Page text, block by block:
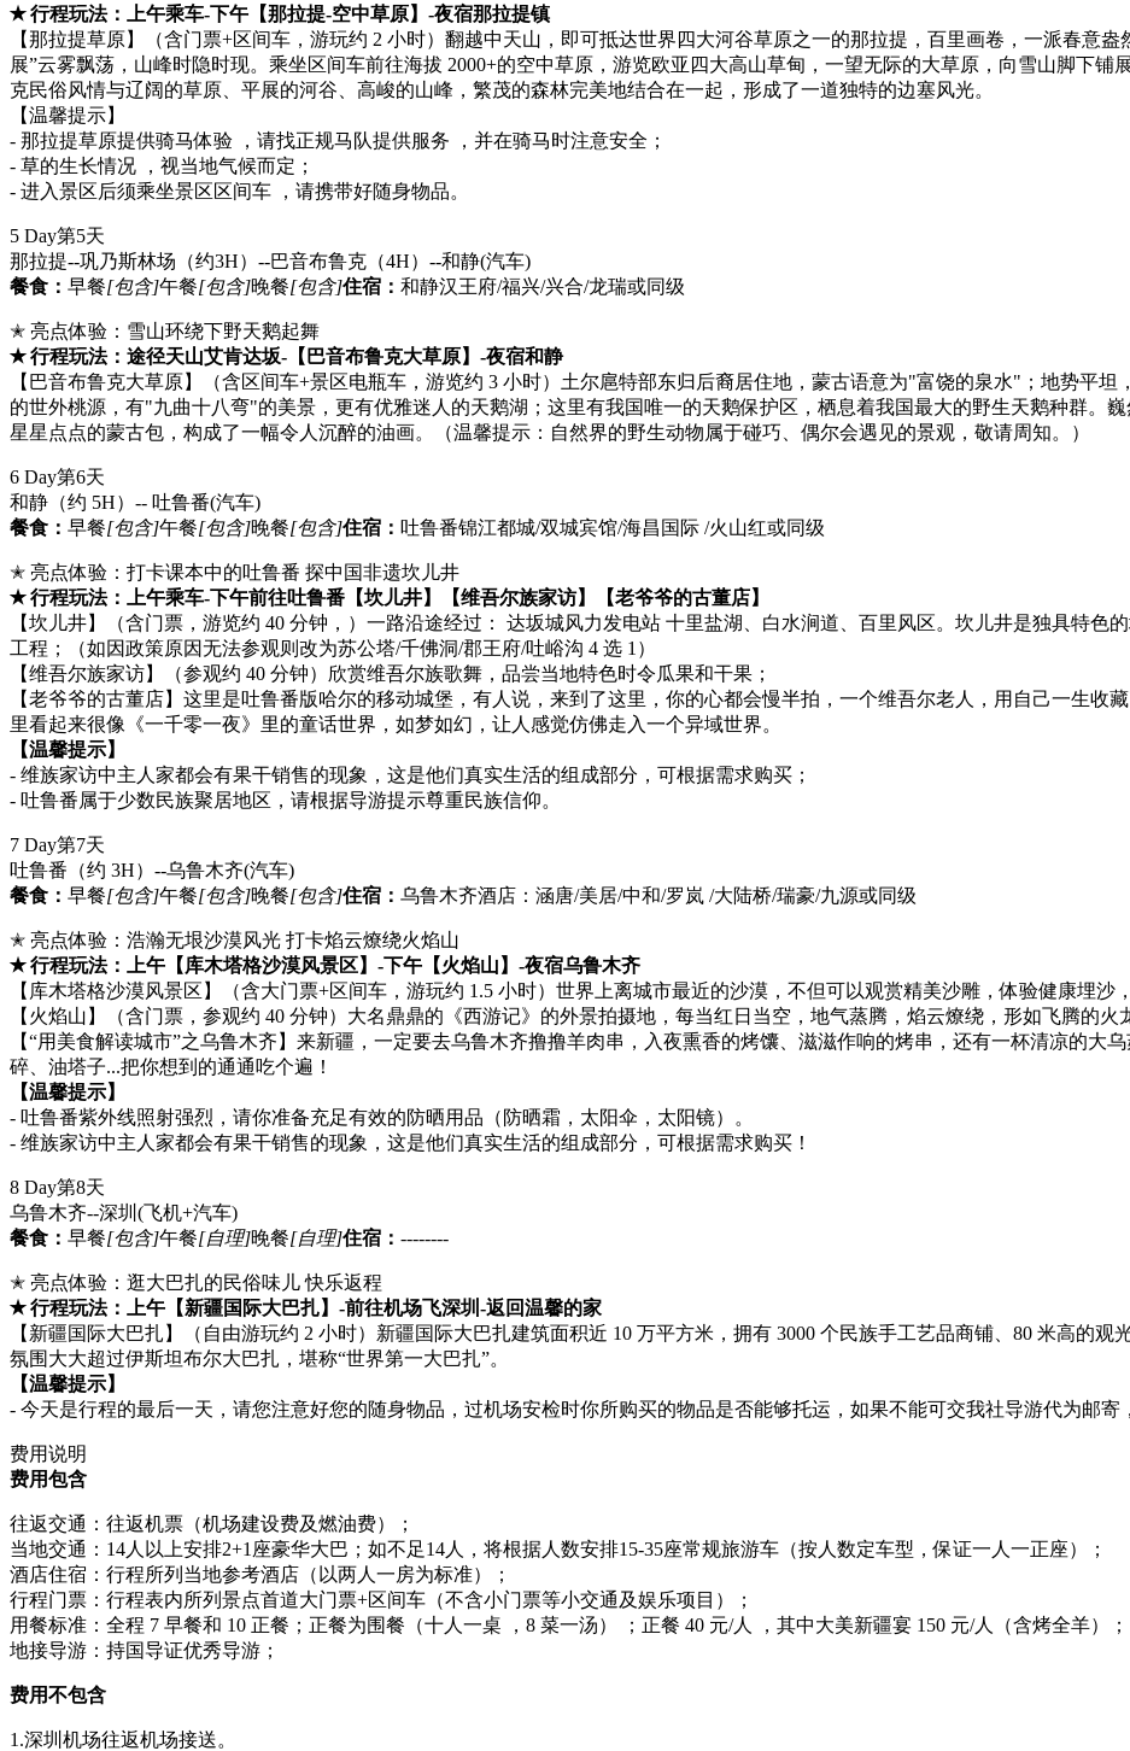
✭ 行程玩法：上午乘车-下午【那拉提-空中草原】-夜宿那拉提镇
【那拉提草原】（含门票+区间车，游玩约 2 小时）翻越中天山，即可抵达世界四大河谷草原之一的那拉提，百里画卷，一派春意
展”云雾飘荡，山峰时隐时现。乘坐区间车前往海拔 2000+的空中草原，游览欧亚四大高山草甸，一望无际的大草原，向雪山脚下
克民俗风情与辽阔的草原、平展的河谷、高峻的山峰，繁茂的森林完美地结合在一起，形成了一道独特的边塞风光。
【温馨提示】
- 那拉提草原提供骑马体验 ，请找正规马队提供服务 ，并在骑马时注意安全；
- 草的生长情况 ，视当地气候而定；
- 进入景区后须乘坐景区区间车 ，请携带好随身物品。
5 Day第5天
那拉提--巩乃斯林场（约3H）--巴音布鲁克（4H）--和静(汽车)
餐食： 早餐[包含]午餐[包含]晚餐[包含]住宿： 和静汉王府/福兴/兴合/龙瑞或同级
✭ 亮点体验：雪山环绕下野天鹅起舞
✭ 行程玩法：途径天山艾肯达坂-【巴音布鲁克大草原】-夜宿和静
【巴音布鲁克大草原】（含区间车+景区电瓶车，游览约 3 小时）土尔扈特部东归后裔居住地，蒙古语意为"富饶的泉水"；地势平
的世外桃源，有"九曲十八弯"的美景，更有优雅迷人的天鹅湖；这里有我国唯一的天鹅保护区，栖息着我国最大的野生天鹅种群。
星星点点的蒙古包，构成了一幅令人沉醉的油画。（温馨提示：自然界的野生动物属于碰巧、偶尔会遇见的景观，敬请周知。）
6 Day第6天
和静（约 5H）-- 吐鲁番(汽车)
餐食： 早餐[包含]午餐[包含]晚餐[包含]住宿： 吐鲁番锦江都城/双城宾馆/海昌国际 /火山红或同级
✭ 亮点体验：打卡课本中的吐鲁番 探中国非遗坎儿井
✭ 行程玩法：上午乘车-下午前往吐鲁番【坎儿井】【维吾尔族家访】【老爷爷的古董店】
【坎儿井】（含门票，游览约 40 分钟，）一路沿途经过： 达坂城风力发电站 十里盐湖、白水涧道、百里风区。坎儿井是独具特色
工程；（如因政策原因无法参观则改为苏公塔/千佛洞/郡王府/吐峪沟 4 选 1）
【维吾尔族家访】（参观约 40 分钟）欣赏维吾尔族歌舞，品尝当地特色时令瓜果和干果；
【老爷爷的古董店】这里是吐鲁番版哈尔的移动城堡，有人说，来到了这里，你的心都会慢半拍，一个维吾尔老人，用自己一生收
里看起来很像《一千零一夜》里的童话世界，如梦如幻，让人感觉仿佛走入一个异域世界。
【温馨提示】
- 维族家访中主人家都会有果干销售的现象，这是他们真实生活的组成部分，可根据需求购买；
- 吐鲁番属于少数民族聚居地区，请根据导游提示尊重民族信仰。
7 Day第7天
吐鲁番（约 3H）--乌鲁木齐(汽车)
餐食： 早餐[包含]午餐[包含]晚餐[包含]住宿： 乌鲁木齐酒店：涵唐/美居/中和/罗岚 /大陆桥/瑞豪/九源或同级
✭ 亮点体验：浩瀚无垠沙漠风光 打卡焰云燎绕火焰山
✭ 行程玩法：上午【库木塔格沙漠风景区】-下午【火焰山】-夜宿乌鲁木齐
【库木塔格沙漠风景区】（含大门票+区间车，游玩约 1.5 小时）世界上离城市最近的沙漠，不但可以观赏精美沙雕，体验健康埋沙
【火焰山】（含门票，参观约 40 分钟）大名鼎鼎的《西游记》的外景拍摄地，每当红日当空，地气蒸腾，焰云燎绕，形如飞腾的火
【“用美食解读城市”之乌鲁木齐】来新疆，一定要去乌鲁木齐撸撸羊肉串，入夜熏香的烤馕、滋滋作响的烤串，还有一杯清凉的大
碎、油塔子...把你想到的通通吃个遍！
【温馨提示】
- 吐鲁番紫外线照射强烈，请你准备充足有效的防晒用品（防晒霜，太阳伞，太阳镜）。
- 维族家访中主人家都会有果干销售的现象，这是他们真实生活的组成部分，可根据需求购买！
8 Day第8天
乌鲁木齐--深圳 (飞机+汽车)
餐食： 早餐[包含]午餐[自理]晚餐[自理]住宿： --------
✭ 亮点体验：逛大巴扎的民俗味儿 快乐返程
✭ 行程玩法：上午【新疆国际大巴扎】-前往机场飞深圳-返回温馨的家
【新疆国际大巴扎】（自由游玩约 2 小时）新疆国际大巴扎建筑面积近 10 万平方米，拥有 3000 个民族手工艺品商铺、80 米高的
氛围大大超过伊斯坦布尔大巴扎，堪称“世界第一大巴扎”。
【温馨提示】
- 今天是行程的最后一天，请您注意好您的随身物品，过机场安检时你所购买的物品是否能够托运，如果不能可交我社导游代为邮寄
费用说明
费用包含
往返交通：往返机票（机场建设费及燃油费）；
当地交通：14人以上安排2+1座豪华大巴；如不足14人，将根据人数安排15-35座常规旅游车（按人数定车型，保证一人一正座）；
酒店住宿：行程所列当地参考酒店（以两人一房为标准）；
行程门票：行程表内所列景点首道大门票+区间车（不含小门票等小交通及娱乐项目）；
用餐标准：全程 7 早餐和 10 正餐；正餐为围餐（十人一桌 ，8 菜一汤） ；正餐 40 元/人 ，其中大美新疆宴 150 元/人（含烤全羊）；
地接导游：持国导证优秀导游；
费用不包含
1.深圳机场往返机场接送。